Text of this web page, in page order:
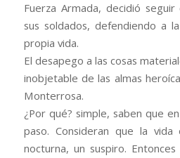
Fuerza Armada, decidió
sus soldados, defendiendo a
propia vida.
El desapego a las cosas
inobjetable de las almas
Monterrosa.
¿Por qué? simple, saben que
paso. Consideran que la
nocturna, un suspiro.